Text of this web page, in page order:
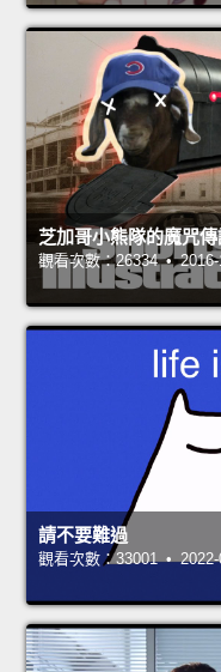
芝加哥小熊隊的魔咒傳
觀看次數：26334 • 2016-
請不要難過
觀看次數：33001 • 2022-